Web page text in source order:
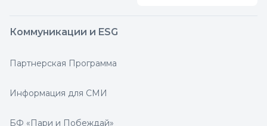
Коммуникации и ESG
Партнерская Программа
Информация для СМИ
БФ «Пари и Побеждай»